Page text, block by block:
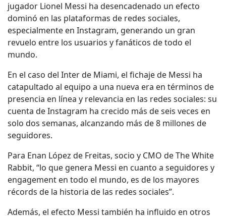
jugador Lionel Messi ha desencadenado un efecto
dominó en las plataformas de redes sociales,
especialmente en Instagram, generando un gran
revuelo entre los usuarios y fanáticos de todo el
mundo.
En el caso del Inter de Miami, el fichaje de Messi ha
catapultado al equipo a una nueva era en términos de
presencia en línea y relevancia en las redes sociales: su
cuenta de Instagram ha crecido más de seis veces en
solo dos semanas, alcanzando más de 8 millones de
seguidores.
Para Enan López de Freitas, socio y CMO de The White
Rabbit, “lo que genera Messi en cuanto a seguidores y
engagement en todo el mundo, es de los mayores
récords de la historia de las redes sociales”.
Además, el efecto Messi también ha influido en otros